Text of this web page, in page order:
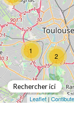
1
2
Leaflet |
Rechercher ici